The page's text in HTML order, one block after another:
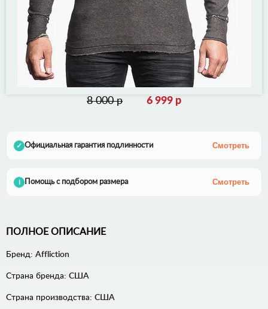
8 000 р 6 999 р
✓ Официальная гарантия подлинности Смотреть
i Помощь с подбором размера Смотреть
ПОЛНОЕ ОПИСАНИЕ
Бренд: Affliction
Страна бренда: США
Страна производства: США